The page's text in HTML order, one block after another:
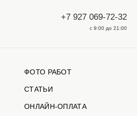
+7 927 069-72-32
с 9:00 до 21:00
ФОТО РАБОТ
СТАТЬИ
ОНЛАЙН-ОПЛАТА